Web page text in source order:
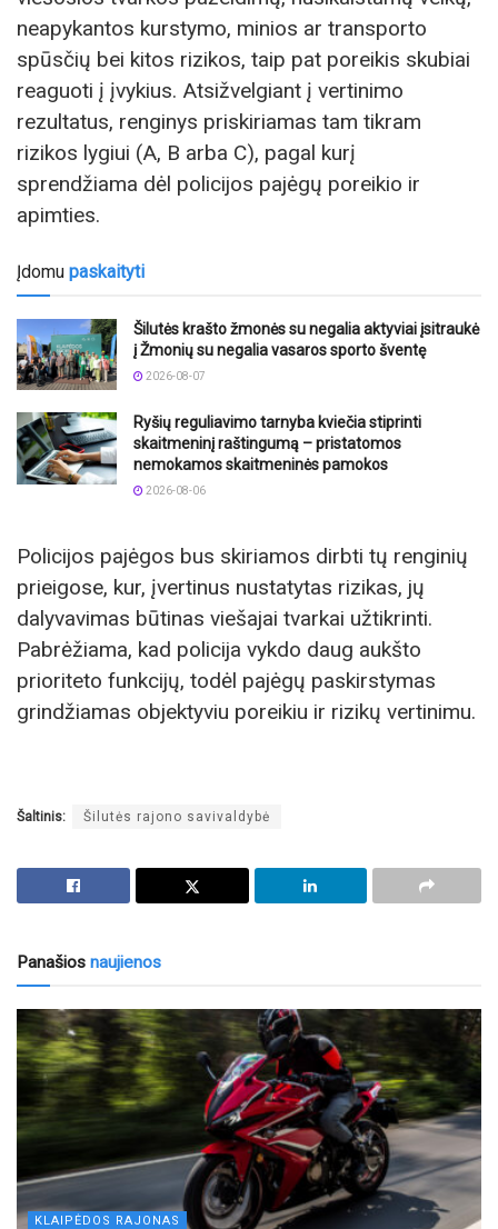
neapykantos kurstymo, minios ar transporto
spūsčių bei kitos rizikos, taip pat poreikis skubiai
reaguoti į įvykius. Atsižvelgiant į vertinimo
rezultatus, renginys priskiriamas tam tikram
rizikos lygiui (A, B arba C), pagal kurį
sprendžiama dėl policijos pajėgų poreikio ir
apimties.
Įdomu paskaityti
Šilutės krašto žmonės su negalia aktyviai įsitraukė
į Žmonių su negalia vasaros sporto šventę
2026-08-07
Ryšių reguliavimo tarnyba kviečia stiprinti
skaitmeninį raštingumą – pristatomos
nemokamos skaitmeninės pamokos
2026-08-06
Policijos pajėgos bus skiriamos dirbti tų renginių
prieigose, kur, įvertinus nustatytas rizikas, jų
dalyvavimas būtinas viešajai tvarkai užtikrinti.
Pabrėžiama, kad policija vykdo daug aukšto
prioriteto funkcijų, todėl pajėgų paskirstymas
grindžiamas objektyviu poreikiu ir rizikų vertinimu.
Šaltinis: Šilutės rajono savivaldybė
Panašios naujienos
KLAIPĖDOS RAJONAS